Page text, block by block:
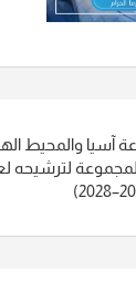
آسيا والمحيط
لترشيحه